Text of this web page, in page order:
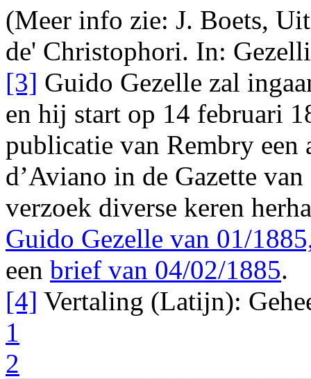
(Meer info zie: J. Boets,
de' Christophori. In:
[3] Guido Gezelle zal
en hij start op 14 februari
publicatie van Rembry een
d’Aviano in de Gazette
verzoek diverse keren
Guido Gezelle van 01/
een brief van 04/02/1885.
[4] Vertaling (Latijn):
1
2